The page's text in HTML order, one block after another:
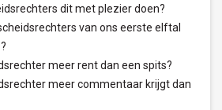
dit met plezier doen?
van ons eerste elftal
meer rent dan een spits?
meer commentaar krijgt dan